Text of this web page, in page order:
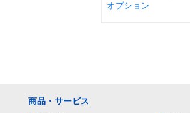
オプション
商品・サービス